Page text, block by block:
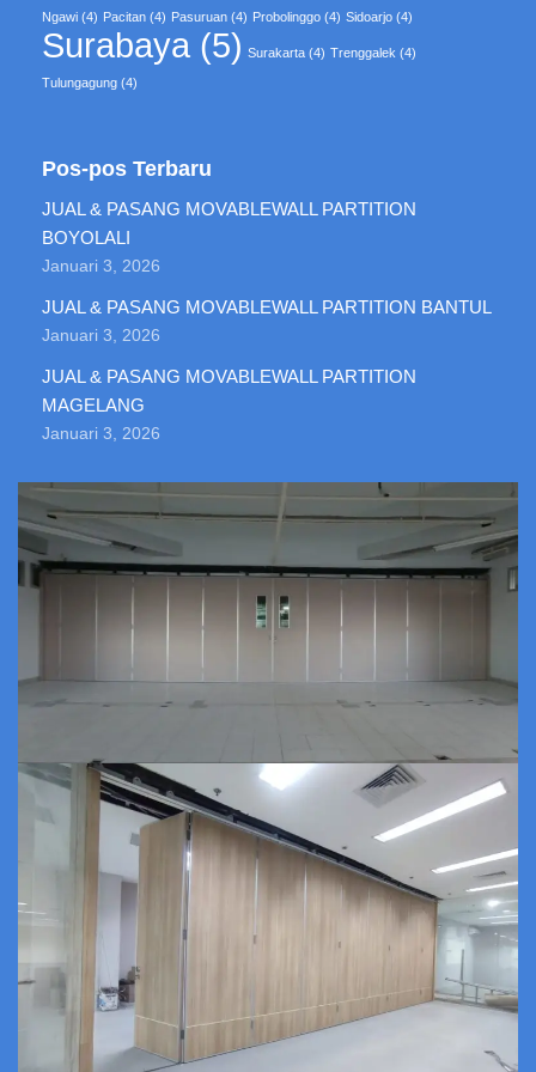
Ngawi (4) Pacitan (4) Pasuruan (4) Probolinggo (4) Sidoarjo (4)
Surabaya (5) Surakarta (4) Trenggalek (4)
Tulungagung (4)
Pos-pos Terbaru
JUAL & PASANG MOVABLEWALL PARTITION
BOYOLALI
Januari 3, 2026
JUAL & PASANG MOVABLEWALL PARTITION BANTUL
Januari 3, 2026
JUAL & PASANG MOVABLEWALL PARTITION
MAGELANG
Januari 3, 2026